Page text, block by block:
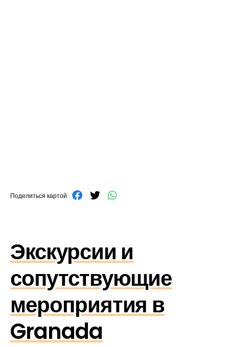
Поделиться картой
Экскурсии и
сопутствующие
мероприятия в
Granada